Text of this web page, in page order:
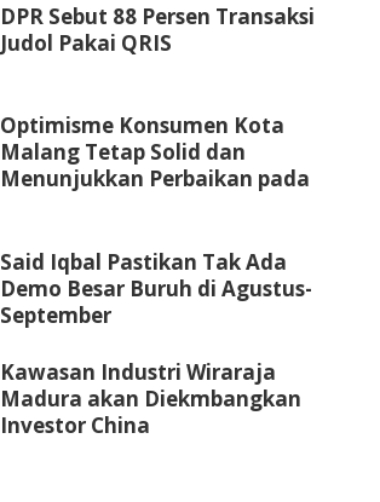
DPR Sebut 88 Persen Transaksi
Judol Pakai QRIS
Optimisme Konsumen Kota
Malang Tetap Solid dan
Menunjukkan Perbaikan pada
Said Iqbal Pastikan Tak Ada
Demo Besar Buruh di Agustus-
September
Kawasan Industri Wiraraja
Madura akan Diekmbangkan
Investor China